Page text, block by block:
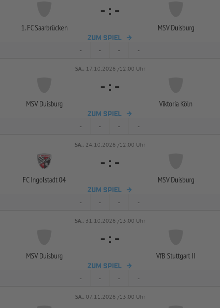
1. FC Saarbrücken
- : -
MSV Duisburg
ZUM SPIEL
- - - -
SA.. 17.10.2026 /12:00 Uhr
MSV Duisburg
- : -
Viktoria Köln
ZUM SPIEL
- - - -
SA.. 24.10.2026 /12:00 Uhr
FC Ingolstadt 04
- : -
MSV Duisburg
ZUM SPIEL
- - - -
SA.. 31.10.2026 /13:00 Uhr
MSV Duisburg
- : -
VfB Stuttgart II
ZUM SPIEL
- - - -
SA.. 07.11.2026 /13:00 Uhr